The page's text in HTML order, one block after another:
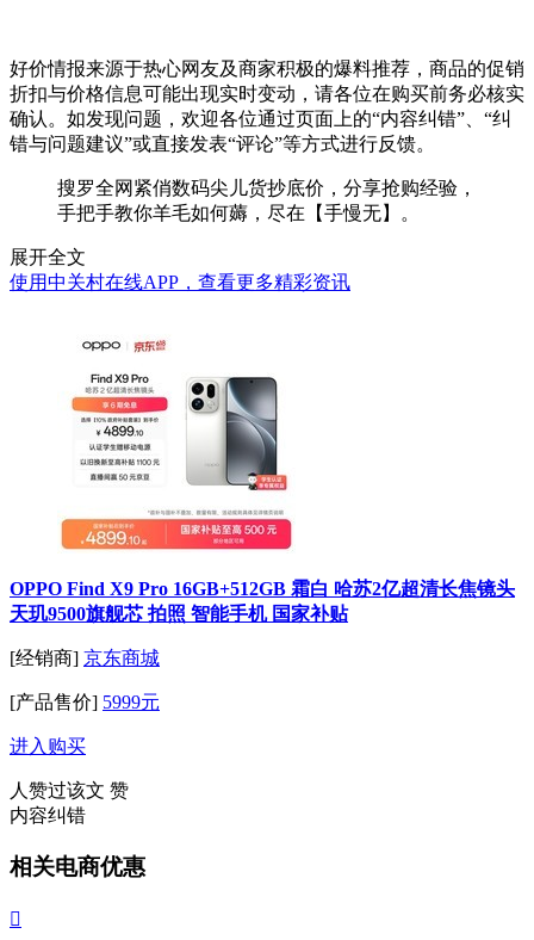
好价情报来源于热心网友及商家积极的爆料推荐，商品的促销
折扣与价格信息可能出现实时变动，请各位在购买前务必核实
确认。如发现问题，欢迎各位通过页面上的“内容纠错”、“纠
错与问题建议”或直接发表“评论”等方式进行反馈。
搜罗全网紧俏数码尖儿货抄底价，分享抢购经验，
手把手教你羊毛如何薅，尽在【手慢无】。
展开全文
使用中关村在线APP，查看更多精彩资讯
OPPO Find X9 Pro 16GB+512GB 霜白 哈苏2亿超清长焦镜头
天玑9500旗舰芯 拍照 智能手机 国家补贴
[经销商] 京东商城
[产品售价] 5999元
进入购买
人赞过该文 赞
内容纠错
相关电商优惠
